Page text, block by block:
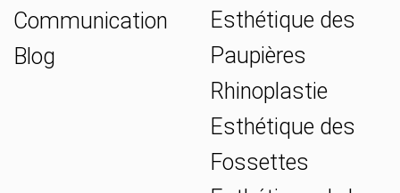
Communication
Blog
Esthétique des
Paupières
Rhinoplastie
Esthétique des
Fossettes